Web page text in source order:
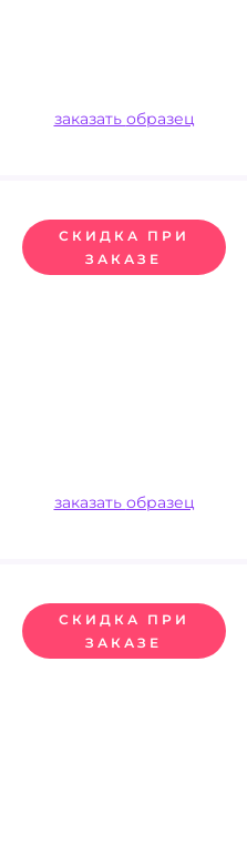
заказать образец
СКИДКА ПРИ
ЗАКАЗЕ
заказать образец
СКИДКА ПРИ
ЗАКАЗЕ